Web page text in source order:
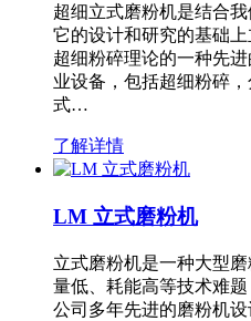
超细立式磨粉机是结合
它的设计和研究的基础
超细粉碎理论的一种先
业设备，包括超细粉碎
式…
了解详情
LM 立式磨粉机
立式磨粉机是一种大型
量低、耗能高等技术难
公司多年先进的磨粉机